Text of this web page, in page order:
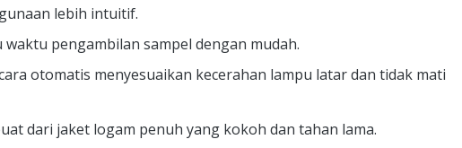
lebih intuitif.
waktu pengambilan sampel dengan mudah.
otomatis menyesuaikan kecerahan lampu latar dan tidak mati
dari jaket logam penuh yang kokoh dan tahan lama.